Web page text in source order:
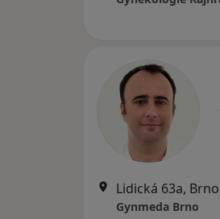
Lidická 63a, Brno
Gynmeda Brno